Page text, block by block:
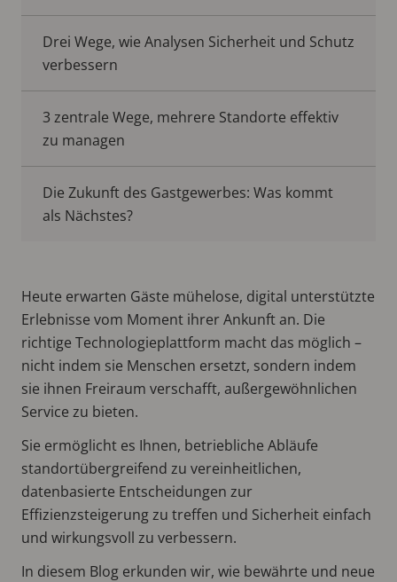
Drei Wege, wie Analysen Sicherheit und Schutz
verbessern
3 zentrale Wege, mehrere Standorte effektiv
zu managen
Die Zukunft des Gastgewerbes: Was kommt
als Nächstes?
Heute erwarten Gäste mühelose, digital unterstützte
Erlebnisse vom Moment ihrer Ankunft an. Die
richtige Technologieplattform macht das möglich –
nicht indem sie Menschen ersetzt, sondern indem
sie ihnen Freiraum verschafft, außergewöhnlichen
Service zu bieten.
Sie ermöglicht es Ihnen, betriebliche Abläufe
standortübergreifend zu vereinheitlichen,
datenbasierte Entscheidungen zur
Effizienzsteigerung zu treffen und Sicherheit einfach
und wirkungsvoll zu verbessern.
In diesem Blog erkunden wir, wie bewährte und neue